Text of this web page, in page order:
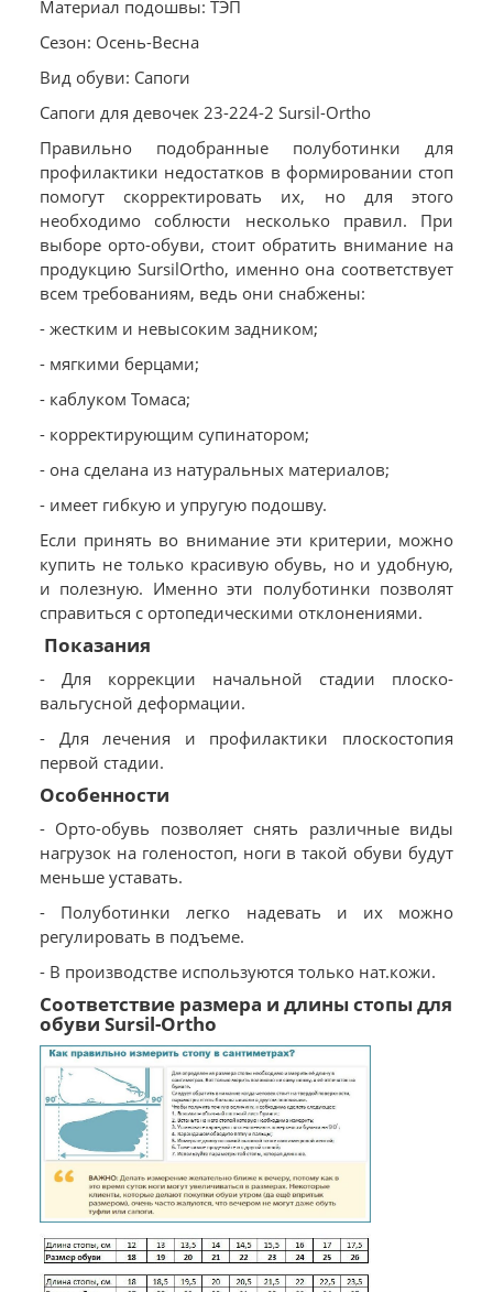
Материал подошвы: ТЭП
Сезон: Осень-Весна
Вид обуви: Сапоги
Сапоги для девочек 23-224-2 Sursil-Ortho
Правильно подобранные полуботинки для
профилактики недостатков в формировании стоп
помогут скорректировать их, но для этого
необходимо соблюсти несколько правил. При
выборе орто-обуви, стоит обратить внимание на
продукцию SursilOrtho, именно она соответствует
всем требованиям, ведь они снабжены:
- жестким и невысоким задником;
- мягкими берцами;
- каблуком Томаса;
- корректирующим супинатором;
- она сделана из натуральных материалов;
- имеет гибкую и упругую подошву.
Если принять во внимание эти критерии, можно
купить не только красивую обувь, но и удобную,
и полезную. Именно эти полуботинки позволят
справиться с ортопедическими отклонениями.
Показания
- Для коррекции начальной стадии плоско-
вальгусной деформации.
- Для лечения и профилактики плоскостопия
первой стадии.
Особенности
- Орто-обувь позволяет снять различные виды
нагрузок на голеностоп, ноги в такой обуви будут
меньше уставать.
- Полуботинки легко надевать и их можно
регулировать в подъеме.
- В производстве используются только нат.кожи.
Соответствие размера и длины стопы для
обуви Sursil-Ortho